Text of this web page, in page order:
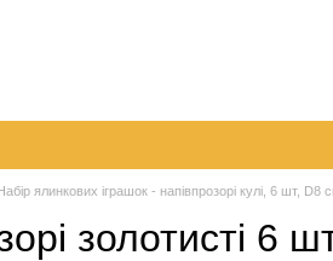
ялинкових іграшок - напівпрозорі кулі, 6 шт,
золотисті 6